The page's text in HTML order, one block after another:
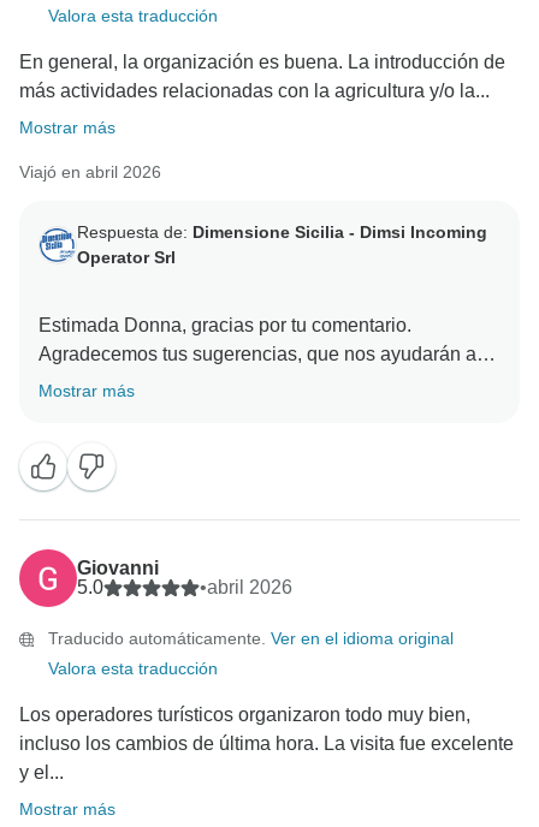
Valora esta traducción
En general, la organización es buena. La introducción de
más actividades relacionadas con la agricultura y/o la...
Mostrar más
Viajó en abril 2026
Respuesta de: Dimensione Sicilia - Dimsi Incoming
Operator Srl
Estimada Donna, gracias por tu comentario.
Agradecemos tus sugerencias, que nos ayudarán a
mejorar nuestros futuros viajes. Esperamos tener el
Mostrar más
Giovanni
5.0
•abril 2026
Traducido automáticamente. Ver en el idioma original
Valora esta traducción
Los operadores turísticos organizaron todo muy bien,
incluso los cambios de última hora. La visita fue excelente
y el...
Mostrar más